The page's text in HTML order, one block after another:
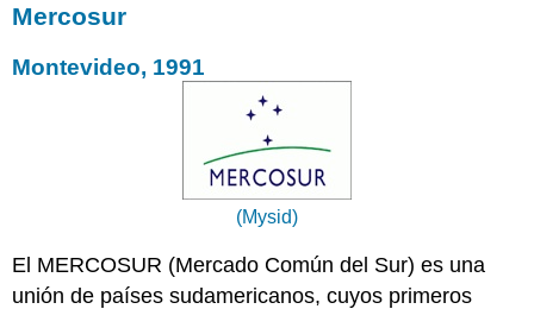
Mercosur
Montevideo, 1991
(Mysid)
El MERCOSUR (Mercado Común del Sur) es una
unión de países sudamericanos, cuyos primeros